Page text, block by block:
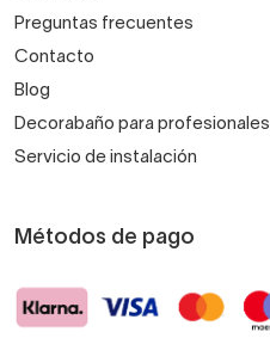
Preguntas frecuentes
Contacto
Blog
Decorabaño para profesionales
Servicio de instalación
Métodos de pago